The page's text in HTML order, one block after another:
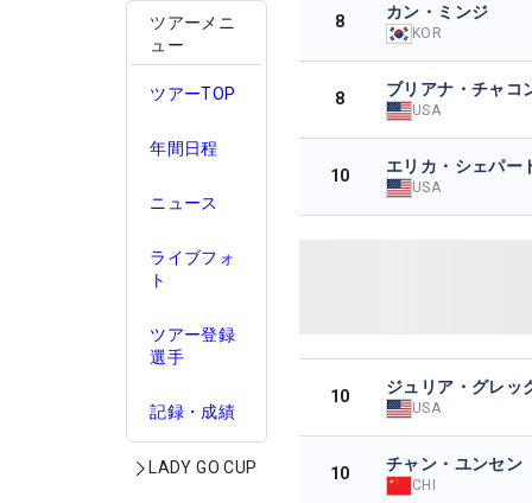
ツアーメニ
ュー
ツアーTOP
年間日程
ニュース
ライブフォ
ト
ツアー登録
選手
記録・成績
LADY GO CUP
8 カン・ミンジ
KOR
8 ブリアナ・チャコ
USA
10 エリカ・シェパー
USA
10 ジュリア・グレッ
USA
10 チャン・ユンセン
CHI